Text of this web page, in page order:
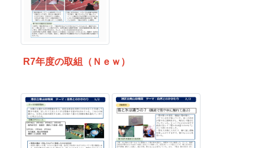
R7年度の取組（Ｎｅｗ）